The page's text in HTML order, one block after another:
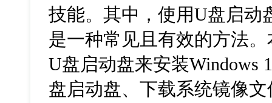
技能。其中，使用U盘启动
是一种常见且有效的方法
U盘启动盘来安装Windows
盘启动盘、下载系统镜像